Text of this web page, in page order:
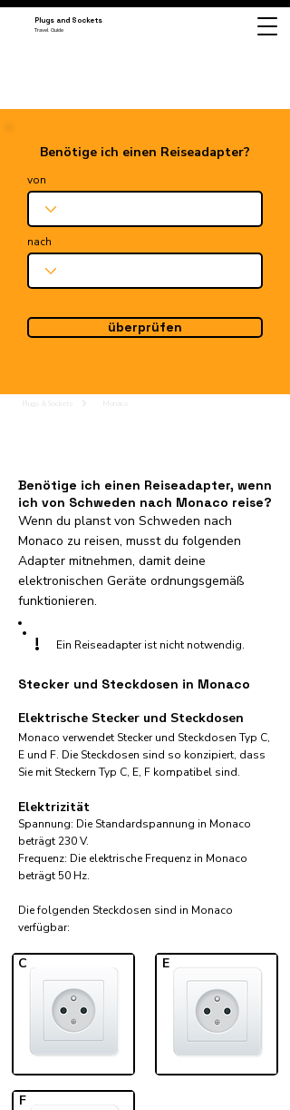
Plugs and Sockets
Travel Guide
Benötige ich einen Reiseadapter?
von
nach
überprüfen
Benötige ich einen Reiseadapter, wenn
ich von Schweden nach Monaco reise?
Wenn du planst von Schweden nach
Monaco zu reisen, musst du folgenden
Adapter mitnehmen, damit deine
elektronischen Geräte ordnungsgemäß
funktionieren.
! Ein Reiseadapter ist nicht notwendig.
Stecker und Steckdosen in Monaco
Elektrische Stecker und Steckdosen
Monaco verwendet Stecker und Steckdosen Typ C,
E und F. Die Steckdosen sind so konzipiert, dass
Sie mit Steckern Typ C, E, F kompatibel sind.
Elektrizität
Spannung: Die Standardspannung in Monaco
beträgt 230 V.
Frequenz: Die elektrische Frequenz in Monaco
beträgt 50 Hz.
Die folgenden Steckdosen sind in Monaco
verfügbar:​
C
F
E